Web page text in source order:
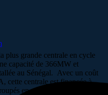
plus grande centrale en cycle
capacité de 366MW et
au Sénégal. Avec un coût
cette centrale est financée à
en un consortium.